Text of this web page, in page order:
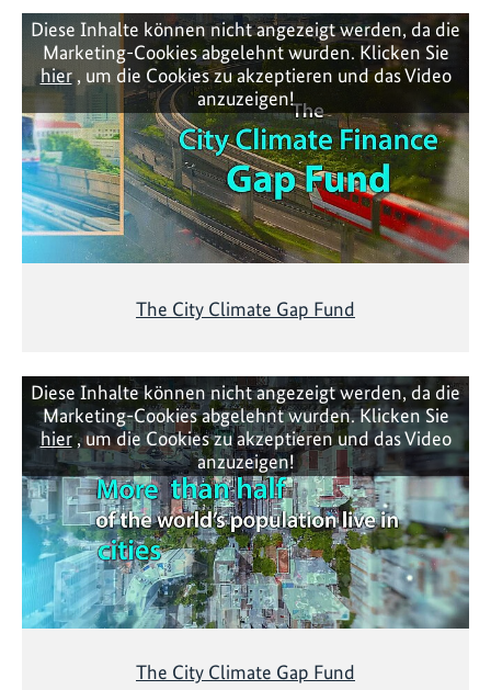
Diese Inhalte können nicht angezeigt werden, da die
Marketing-Cookies abgelehnt wurden. Klicken Sie
hier, um die Cookies zu akzeptieren und das Video
anzuzeigen!
The City Climate Gap Fund
Diese Inhalte können nicht angezeigt werden, da die
Marketing-Cookies abgelehnt wurden. Klicken Sie
hier, um die Cookies zu akzeptieren und das Video
anzuzeigen!
The City Climate Gap Fund